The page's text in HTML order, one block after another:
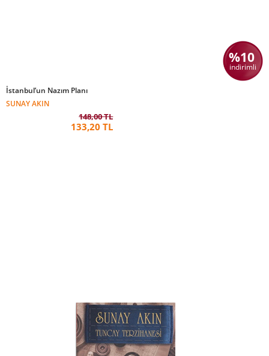
%10
indirimli
İstanbul’un Nazım Planı
SUNAY AKIN
148,00 TL
133,20 TL